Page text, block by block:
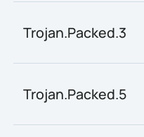
Trojan.Packed.3
Trojan.Packed.5